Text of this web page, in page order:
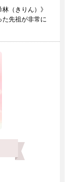
（きりん）》
た先祖が非常に